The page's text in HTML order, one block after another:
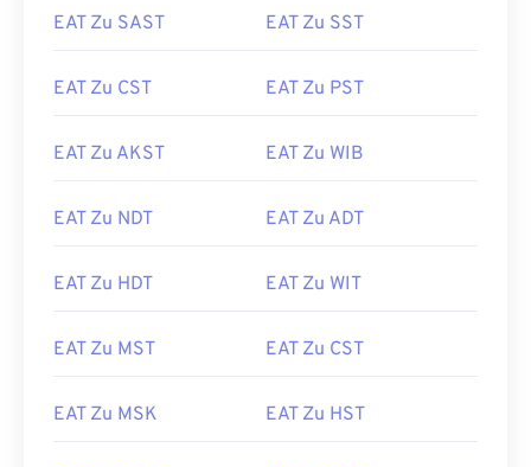
EAT Zu SAST EAT Zu SST
EAT Zu CST EAT Zu PST
EAT Zu AKST EAT Zu WIB
EAT Zu NDT EAT Zu ADT
EAT Zu HDT EAT Zu WIT
EAT Zu MST EAT Zu CST
EAT Zu MSK EAT Zu HST